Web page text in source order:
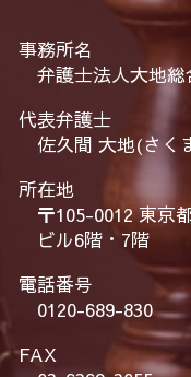
事務所名
弁護士法人大地
代表弁護士
佐久間 大地(さく
所在地
〒105-0012 東京
ビル6階・7階
電話番号
0120-689-830
FAX